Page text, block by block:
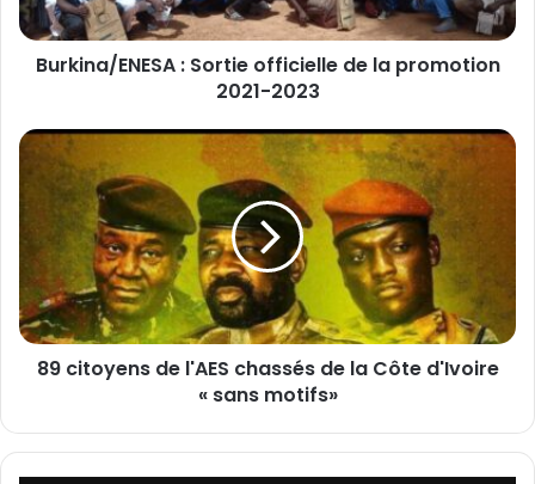
/
E
A
o
i
e
i
Burkina/ENESA : Sortie officielle de la promotion
2021-2023
8
t
y
e
n
89 citoyens de l'AES chassés de la Côte d'Ivoire
« sans motifs»